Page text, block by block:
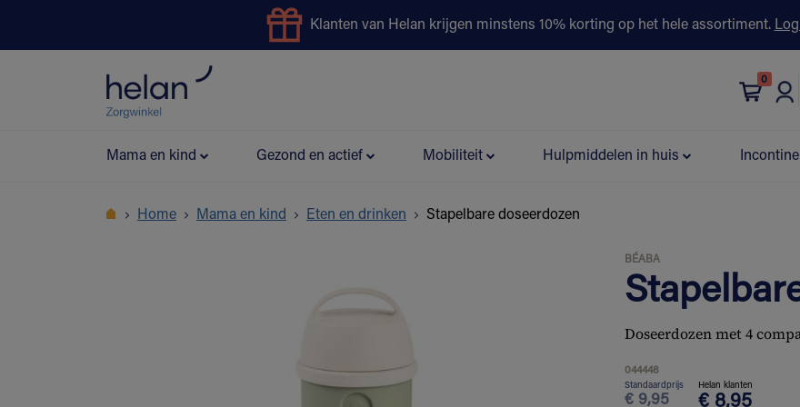
Klanten van Helan krijgen minstens 10% korting op het hele assortiment.
0
Mama en kind Gezond en actief Mobiliteit Hulpmiddelen in huis
Home Mama en kind Eten en drinken Stapelbare doseerdozen
BÉABA
Doseerdozen met 4
044448
Standaardprijs
€ 9,95
Helan klanten
€ 8,95